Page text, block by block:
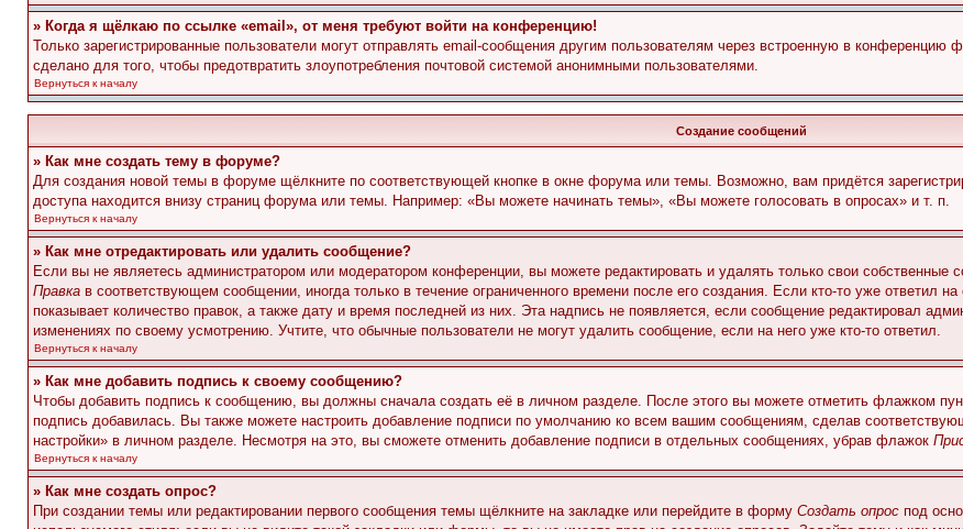
» Когда я щёлкаю по ссылке «email», от меня требуют войти на конференцию!
Только зарегистрированные пользователи могут отправлять email-сообщения другим пользователям через встроенную в
сделано для того, чтобы предотвратить злоупотребления почтовой системой анонимными пользователями.
Вернуться к началу
Создание сообщений
» Как мне создать тему в форуме?
Для создания новой темы в форуме щёлкните по соответствующей кнопке в окне форума или темы. Возможно, вам придётся
доступа находится внизу страниц форума или темы. Например: «Вы можете начинать темы», «Вы можете голосовать в опросах» и т. п.
Вернуться к началу
» Как мне отредактировать или удалить сообщение?
Если вы не являетесь администратором или модератором конференции, вы можете редактировать и удалять только свои
Правка в соответствующем сообщении, иногда только в течение ограниченного времени после его создания. Если кто-то уже ответил
показывает количество правок, а также дату и время последней из них. Эта надпись не появляется, если сообщение редактировал
изменениях по своему усмотрению. Учтите, что обычные пользователи не могут удалить сообщение, если на него уже кто-то ответил.
Вернуться к началу
» Как мне добавить подпись к своему сообщению?
Чтобы добавить подпись к сообщению, вы должны сначала создать её в личном разделе. После этого вы можете отметить флажком
подпись добавилась. Вы также можете настроить добавление подписи по умолчанию ко всем вашим сообщениям, сделав
настройки» в личном разделе. Несмотря на это, вы сможете отменить добавление подписи в отдельных сообщениях, убрав флажок
Вернуться к началу
» Как мне создать опрос?
При создании темы или редактировании первого сообщения темы щёлкните на закладке или перейдите в форму Создать опрос под